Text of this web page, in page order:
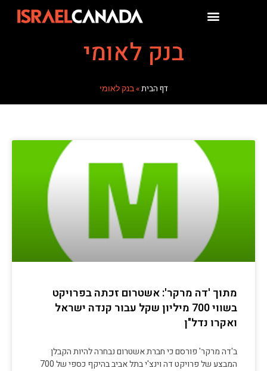
בנק לאומי
דף הבית»בנק לאומי
מתוך 'דה מרקר': אשטרום זכתה בפרויקט
בשווי 700 מיליון שקל עבור קנדה ישראל
ואקרו נדל"ן
ב'דה מרקר' פורסם כי חברת אשטרום נבחרה להיות הקבלן
המבצע של פרויקט דה וינצ'י בתל אביב בהיקף כספי של 700